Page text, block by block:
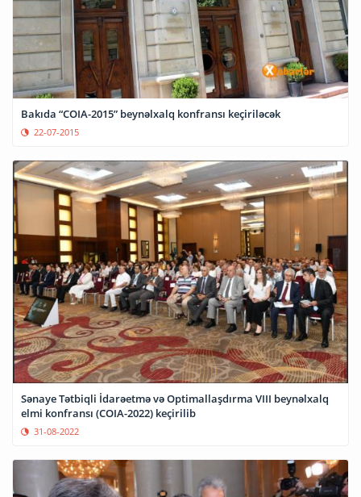
Bakıda “COIA-2015” beynəlxalq konfransı keçiriləcək
22-07-2015
Sənaye Tətbiqli İdarəetmə və Optimallaşdırma VIII beynəlxalq
elmi konfransı (COIA-2022) keçirilib
31-08-2022